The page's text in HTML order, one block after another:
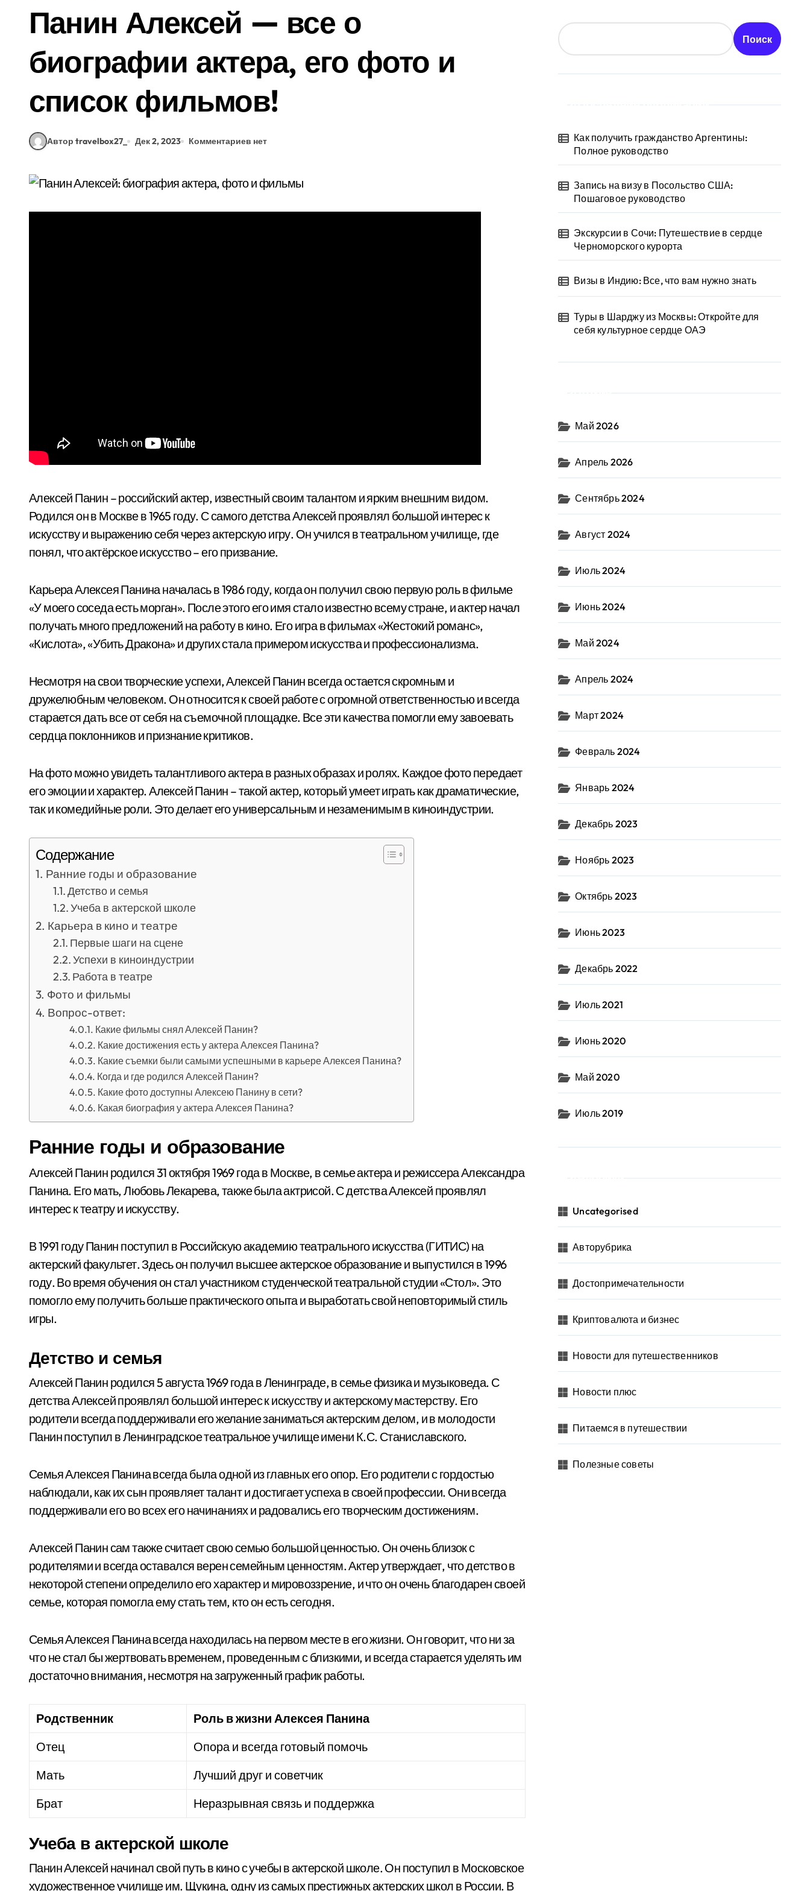
Панин Алексей — все о
биографии актера, его фото и
список фильмов!
Автор travelbox27_ Дек 2, 2023 Комментариев нет
Алексей Панин – российский актер, известный своим талантом и ярким внешним видом.
Родился он в Москве в 1965 году. С самого детства Алексей проявлял большой интерес к
искусству и выражению себя через актерскую игру. Он учился в театральном училище, где
понял, что актёрское искусство – его призвание.
Карьера Алексея Панина началась в 1986 году, когда он получил свою первую роль в фильме
«У моего соседа есть морган». После этого его имя стало известно всему стране, и актер начал
получать много предложений на работу в кино. Его игра в фильмах «Жестокий романс»,
«Кислота», «Убить Дракона» и других стала примером искусства и профессионализма.
Несмотря на свои творческие успехи, Алексей Панин всегда остается скромным и
дружелюбным человеком. Он относится к своей работе с огромной ответственностью и всегда
старается дать все от себя на съемочной площадке. Все эти качества помогли ему завоевать
сердца поклонников и признание критиков.
На фото можно увидеть талантливого актера в разных образах и ролях. Каждое фото передает
его эмоции и характер. Алексей Панин – такой актер, который умеет играть как драматические,
так и комедийные роли. Это делает его универсальным и незаменимым в киноиндустрии.
Содержание
Ранние годы и образование
Детство и семья
Учеба в актерской школе
Карьера в кино и театре
Первые шаги на сцене
Успехи в киноиндустрии
Работа в театре
Фото и фильмы
Вопрос-ответ:
Какие фильмы снял Алексей Панин?
Какие достижения есть у актера Алексея Панина?
Какие съемки были самыми успешными в карьере Алексея Панина?
Когда и где родился Алексей Панин?
Какие фото доступны Алексею Панину в сети?
Какая биография у актера Алексея Панина?
Ранние годы и образование
Алексей Панин родился 31 октября 1969 года в Москве, в семье актера и режиссера Александра
Панина. Его мать, Любовь Лекарева, также была актрисой. С детства Алексей проявлял
интерес к театру и искусству.
В 1991 году Панин поступил в Российскую академию театрального искусства (ГИТИС) на
актерский факультет. Здесь он получил высшее актерское образование и выпустился в 1996
году. Во время обучения он стал участником студенческой театральной студии «Стол». Это
помогло ему получить больше практического опыта и выработать свой неповторимый стиль
игры.
Детство и семья
Алексей Панин родился 5 августа 1969 года в Ленинграде, в семье физика и музыковеда. С
детства Алексей проявлял большой интерес к искусству и актерскому мастерству. Его
родители всегда поддерживали его желание заниматься актерским делом, и в молодости
Панин поступил в Ленинградское театральное училище имени К.С. Станиславского.
Семья Алексея Панина всегда была одной из главных его опор. Его родители с гордостью
наблюдали, как их сын проявляет талант и достигает успеха в своей профессии. Они всегда
поддерживали его во всех его начинаниях и радовались его творческим достижениям.
Алексей Панин сам также считает свою семью большой ценностью. Он очень близок с
родителями и всегда оставался верен семейным ценностям. Актер утверждает, что детство в
некоторой степени определило его характер и мировоззрение, и что он очень благодарен своей
семье, которая помогла ему стать тем, кто он есть сегодня.
Семья Алексея Панина всегда находилась на первом месте в его жизни. Он говорит, что ни за
что не стал бы жертвовать временем, проведенным с близкими, и всегда старается уделять им
достаточно внимания, несмотря на загруженный график работы.
Родственник
Роль в жизни Алексея Панина
Отец
Опора и всегда готовый помочь
Мать
Лучший друг и советчик
Брат
Неразрывная связь и поддержка
Учеба в актерской школе
Панин Алексей начинал свой путь в кино с учебы в актерской школе. Он поступил в Московское
художественное училище им. Щукина, одну из самых престижных актерских школ в России. В
Поиск
Как получить гражданство Аргентины:
Полное руководство
Запись на визу в Посольство США:
Пошаговое руководство
Экскурсии в Сочи: Путешествие в сердце
Черноморского курорта
Визы в Индию: Все, что вам нужно знать
Туры в Шарджу из Москвы: Откройте для
себя культурное сердце ОАЭ
Май 2026
Апрель 2026
Сентябрь 2024
Август 2024
Июль 2024
Июнь 2024
Май 2024
Апрель 2024
Март 2024
Февраль 2024
Январь 2024
Декабрь 2023
Ноябрь 2023
Октябрь 2023
Июнь 2023
Декабрь 2022
Июль 2021
Июнь 2020
Май 2020
Июль 2019
Uncategorised
Авторубрика
Достопримечательности
Криптовалюта и бизнес
Новости для путешественников
Новости плюс
Питаемся в путешествии
Полезные советы